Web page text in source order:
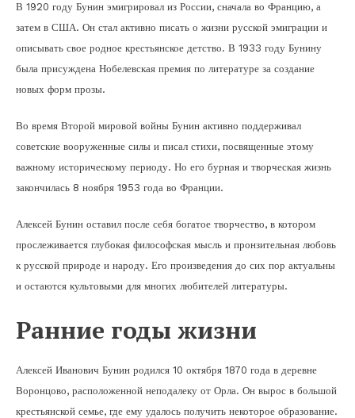
В 1920 году Бунин эмигрировал из России, сначала во Францию, а
затем в США. Он стал активно писать о жизни русской эмиграции и
описывать свое родное крестьянское детство. В 1933 году Бунину
была присуждена Нобелевская премия по литературе за создание
новых форм прозы.
Во время Второй мировой войны Бунин активно поддерживал
советские вооруженные силы и писал стихи, посвященные этому
важному историческому периоду. Но его бурная и творческая жизнь
закончилась 8 ноября 1953 года во Франции.
Алексей Бунин оставил после себя богатое творчество, в котором
прослеживается глубокая философская мысль и пронзительная любовь
к русской природе и народу. Его произведения до сих пор актуальны
и остаются культовыми для многих любителей литературы.
Ранние годы жизни
Алексей Иванович Бунин родился 10 октября 1870 года в деревне
Воронцово, расположенной неподалеку от Орла. Он вырос в большой
крестьянской семье, где ему удалось получить некоторое образование.